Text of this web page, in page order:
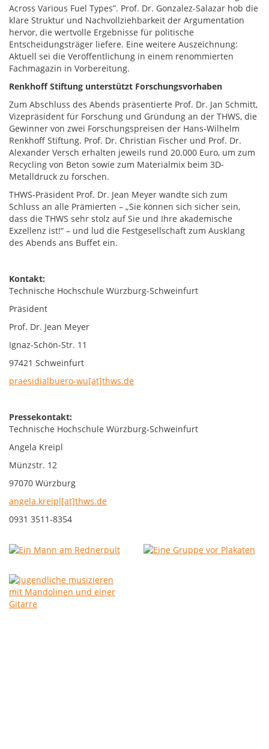
Across Various Fuel Types”. Prof. Dr. Gonzalez-Salazar hob die
klare Struktur und Nachvollziehbarkeit der Argumentation
hervor, die wertvolle Ergebnisse für politische
Entscheidungsträger liefere. Eine weitere Auszeichnung:
Aktuell sei die Veröffentlichung in einem renommierten
Fachmagazin in Vorbereitung.
Renkhoff Stiftung unterstützt Forschungsvorhaben
Zum Abschluss des Abends präsentierte Prof. Dr. Jan Schmitt,
Vizepräsident für Forschung und Gründung an der THWS, die
Gewinner von zwei Forschungspreisen der Hans-Wilhelm
Renkhoff Stiftung. Prof. Dr. Christian Fischer und Prof. Dr.
Alexander Versch erhalten jeweils rund 20.000 Euro, um zum
Recycling von Beton sowie zum Materialmix beim 3D-
Metalldruck zu forschen.
THWS-Präsident Prof. Dr. Jean Meyer wandte sich zum
Schluss an alle Prämierten – „Sie können sich sicher sein,
dass die THWS sehr stolz auf Sie und Ihre akademische
Exzellenz ist!“ – und lud die Festgesellschaft zum Ausklang
des Abends ans Buffet ein.
Kontakt:
Technische Hochschule Würzburg-Schweinfurt
Präsident
Prof. Dr. Jean Meyer
Ignaz-Schön-Str. 11
97421 Schweinfurt
praesidialbuero-wu[at]thws.de
Pressekontakt:
Technische Hochschule Würzburg-Schweinfurt
Angela Kreipl
Münzstr. 12
97070 Würzburg
angela.kreipl[at]thws.de
0931 3511-8354